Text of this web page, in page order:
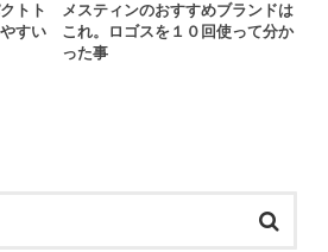
トト
すい
メスティンのおすすめブランドは
これ。ロゴスを１０回使って分か
った事